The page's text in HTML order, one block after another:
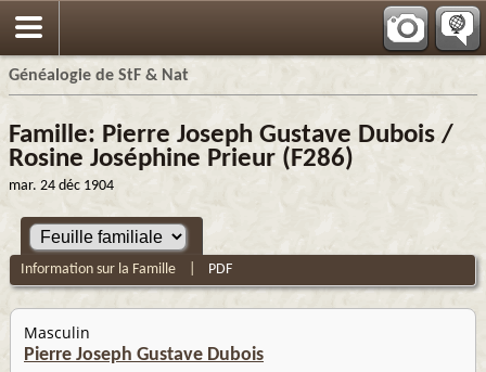
Généalogie de StF & Nat
Famille: Pierre Joseph Gustave Dubois /
Rosine Joséphine Prieur (F286)
mar. 24 déc 1904
Information sur la Famille| PDF
Masculin
Pierre Joseph Gustave Dubois